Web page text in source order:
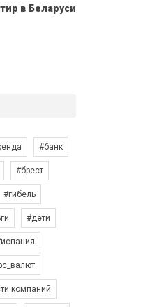
в Беларуси
#банк
#брест
#гибель
#дети
компаний